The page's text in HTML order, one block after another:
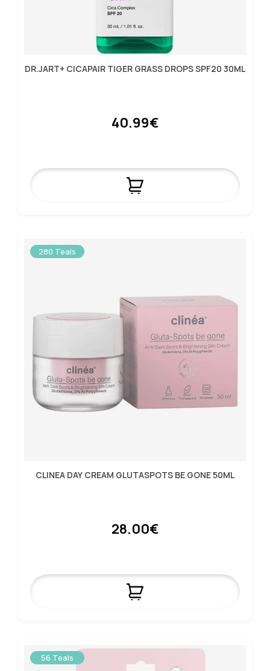
DR.JART+ CICAPAIR TIGER GRASS DROPS SPF20 30ML
40.99€
280 Teals
CLINEA DAY CREAM GLUTASPOTS BE GONE 50ML
28.00€
56 Teals